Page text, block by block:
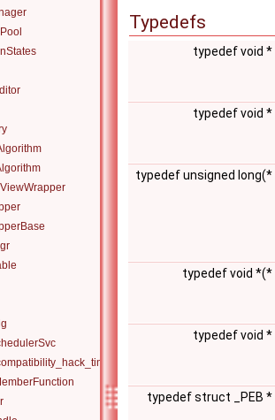
Typedefs
typedef void *
typedef void *
typedef unsigned long(*
typedef void *(*
typedef void *
typedef struct _PEB *